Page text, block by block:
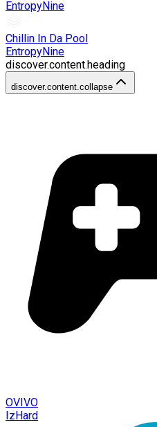
EntropyNine
Chillin In Da Pool
EntropyNine
discover.content.heading
discover.content.collapse
OVIVO
IzHard